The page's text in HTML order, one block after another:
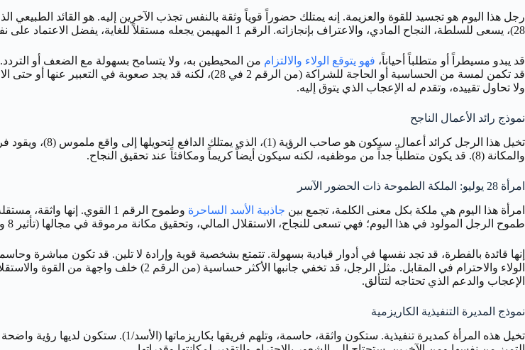
28)، يسعى للسلطة، النجاح المادي، والاعتراف بإنجازاته. الرقم 1 المهيمن يجعله مستقلاً للغاية، يفضل الاعتماد على نفسه، ويبادر بخطوات جريئة نحو أهدافه.
قد يبدو مسيطراً أو متطلباً أحياناً، فهو يتوقع الولاء والالتزام من المحيطين به، ولا يتسامح بسهولة مع الضعف أو التردد.
قد تكمن لمسة من الحساسية أو الحاجة للشراكة (من الرقم 2 في 28)، لكنه قد يجد صعوبة في التعبير عنها أو حتى الاعتراف بها، مفضلاً إظهار القوة والاستقلال (1). يبحث عن
ولا تحاول تقييده، وتقدم له الإعجاب الذي يتوق إليه.
نموذج رائد الأعمال الناجح
والمكانة (8). قد يكون متطلباً جداً من موظفيه، لكنه سيكون أيضاً كريماً ومكافئاً عند تحقيق النجاح.
امرأة 28 يوليو: الملكة الطموحة ذات الحضور الآسر
امرأة هذا اليوم هي ملكة بكل معنى الكلمة، تجمع بين جاذبية الأسد الساحرة
وطموح الرقم 1 القوي.
طموح الرجل المولود في هذا اليوم؛ فهي تسعى للنجاح، الاستقلال المالي، وتحقيق مكانة مرموقة في مجالها (تأثير 8 و 1).
إنها قائدة بالفطرة، قد تجد نفسها في أدوار قيادية بسهولة. تتمتع بشخصية قوية وإرادة لا تلين. قد تكون مباشرة
الولاء والاحترام في المقابل. مثل الرجل، قد تخفي
الإعجاب والدعم الذي تحتاجه لتتألق.
نموذج المديرة التنفيذية الكاريزمية